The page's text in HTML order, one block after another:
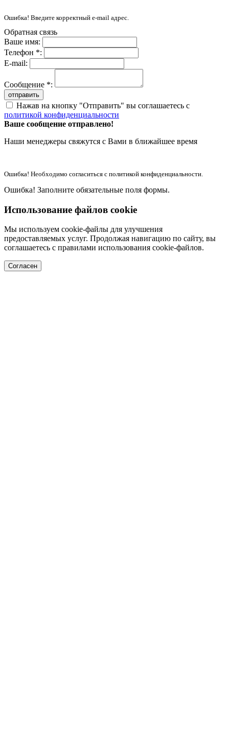
Ошибка! Введите корректный e-mail адрес.
Обратная связь
Ваше имя:
Телефон *:
E-mail:
Сообщение *:
отправить
Нажав на кнопку "Отправить" вы соглашаетесь с
политикой конфиденциальности
Ваше сообщение отправлено!
Наши менеджеры свяжутся с Вами в ближайшее время
Ошибка! Необходимо согласиться с политикой конфиденциальности.
Ошибка! Заполните обязательные поля формы.
Использование файлов cookie
Мы используем cookie-файлы для улучшения
предоставляемых услуг. Продолжая навигацию по сайту, вы
соглашаетесь с правилами использования cookie-файлов.
Согласен